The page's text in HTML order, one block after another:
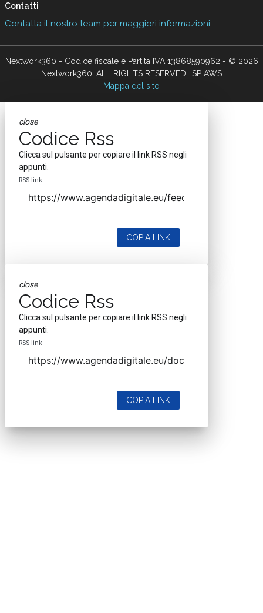
Contatti
Contatta il nostro team per maggiori informazioni
Nextwork360 - Codice fiscale e Partita IVA 13868590962 - © 2026
Nextwork360. ALL RIGHTS RESERVED. ISP AWS
Mappa del sito
close
Codice Rss
Clicca sul pulsante per copiare il link RSS negli
appunti.
RSS link
COPIA LINK
close
Codice Rss
Clicca sul pulsante per copiare il link RSS negli
appunti.
RSS link
COPIA LINK